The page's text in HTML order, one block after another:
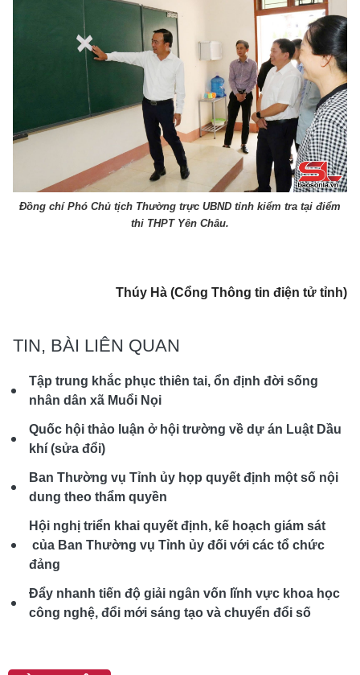
Đồng chí Phó Chủ tịch Thường trực UBND tỉnh kiểm tra tại điểm
thi THPT Yên Châu.
Thúy Hà (Cổng Thông tin điện tử tỉnh)
TIN, BÀI LIÊN QUAN
Tập trung khắc phục thiên tai, ổn định đời sống
nhân dân xã Muổi Nọi
Quốc hội thảo luận ở hội trường về dự án Luật Dầu
khí (sửa đổi)
Ban Thường vụ Tỉnh ủy họp quyết định một số nội
dung theo thẩm quyền
Hội nghị triển khai quyết định, kế hoạch giám sát
của Ban Thường vụ Tỉnh ủy đối với các tổ chức
đảng
Đẩy nhanh tiến độ giải ngân vốn lĩnh vực khoa học
công nghệ, đổi mới sáng tạo và chuyển đổi số